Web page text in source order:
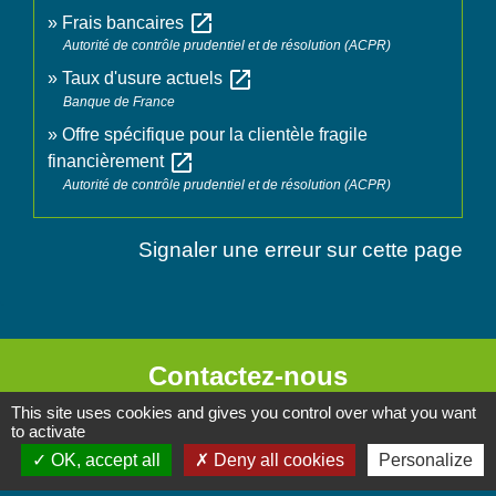
Frais bancaires open_in_new
Autorité de contrôle prudentiel et de résolution (ACPR)
Taux d'usure actuels open_in_new
Banque de France
Offre spécifique pour la clientèle fragile
financièrement open_in_new
Autorité de contrôle prudentiel et de résolution (ACPR)
Signaler une erreur sur cette page
Contactez-nous
Commune de Chignin
52 Place de la Mairie - Le Chef Lieu
73800 Chignin - FRANCE
This site uses cookies and gives you control over what you want
to activate
OK, accept all
Deny all cookies Personalize